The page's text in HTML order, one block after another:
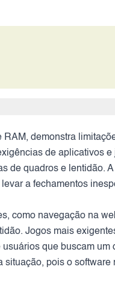
demonstra
de aplicativos
de quadros e lentidão.
a fechamentos
como navegação na
Jogos mais
que buscam
pois o